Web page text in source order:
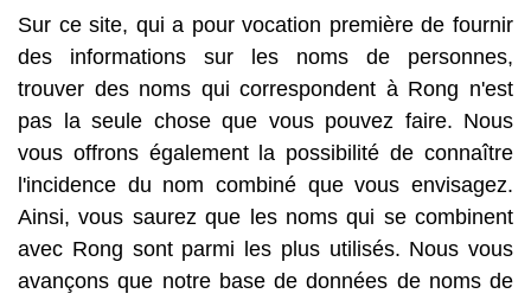
Sur ce site, qui a pour vocation première de fournir
des informations sur les noms de personnes,
trouver des noms qui correspondent à Rong n'est
pas la seule chose que vous pouvez faire. Nous
vous offrons également la possibilité de connaître
l'incidence du nom combiné que vous envisagez.
Ainsi, vous saurez que les noms qui se combinent
avec Rong sont parmi les plus utilisés. Nous vous
avançons que notre base de données de noms de